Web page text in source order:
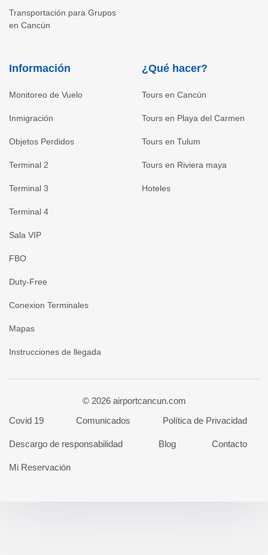
Transportación para Grupos
en Cancún
Información
Monitoreo de Vuelo
Inmigración
Objetos Perdidos
Terminal 2
Terminal 3
Terminal 4
Sala VIP
FBO
Duty-Free
Conexion Terminales
Mapas
Instrucciones de llegada
¿Qué hacer?
Tours en Cancún
Tours en Playa del Carmen
Tours en Tulum
Tours en Riviera maya
Hoteles
© 2026 airportcancun.com
Covid 19
Comunicados Política de Privacidad
Descargo de responsabilidad Blog Contacto
Mi Reservación